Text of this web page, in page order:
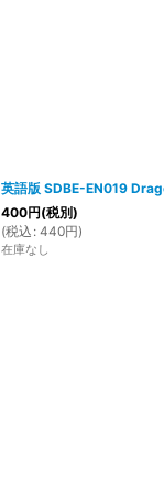
英語版 SDBE-EN019
400円(税別)
(税込 : 440円)
在庫なし